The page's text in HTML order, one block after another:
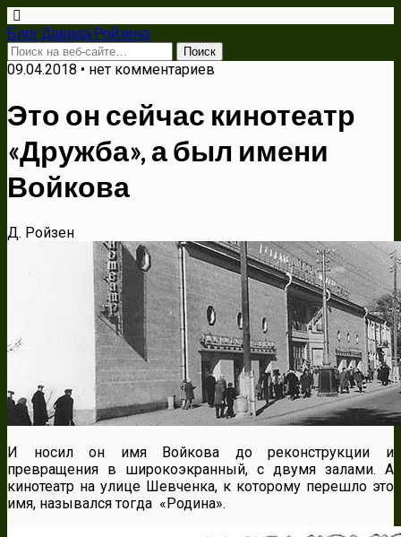
Блог Давида Ройзена
09.04.2018 • нет комментариев
Это он сейчас кинотеатр
«Дружба», а был имени
Войкова
Д. Ройзен
И носил он имя Войкова до реконструкции и
превращения в широкоэкранный, с двумя залами. А
кинотеатр на улице Шевченка, к которому перешло это
имя, назывался тогда «Родина».